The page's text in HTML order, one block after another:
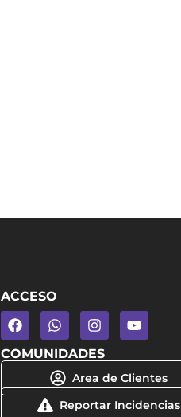
ACCESO
COMUNIDADES
Area de Clientes
Reportar Incidencias